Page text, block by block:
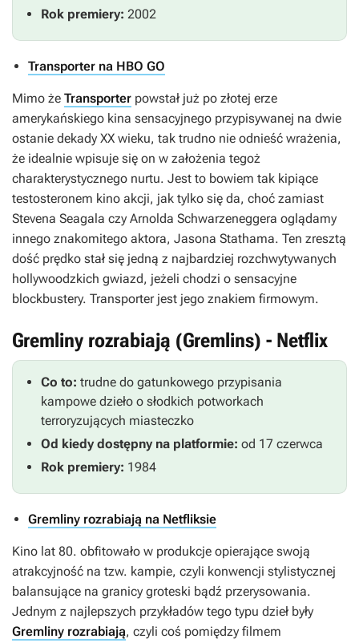
Rok premiery: 2002
Transporter na HBO GO
Mimo że Transporter powstał już po złotej erze
amerykańskiego kina sensacyjnego przypisywanej na dwie
ostanie dekady XX wieku, tak trudno nie odnieść wrażenia,
że idealnie wpisuje się on w założenia tegoż
charakterystycznego nurtu. Jest to bowiem tak kipiące
testosteronem kino akcji, jak tylko się da, choć zamiast
Stevena Seagala czy Arnolda Schwarzeneggera oglądamy
innego znakomitego aktora, Jasona Stathama. Ten zresztą
dość prędko stał się jedną z najbardziej rozchwytywanych
hollywoodzkich gwiazd, jeżeli chodzi o sensacyjne
blockbustery. Transporter jest jego znakiem firmowym.
Gremliny rozrabiają (Gremlins) - Netflix
Co to: trudne do gatunkowego przypisania
kampowe dzieło o słodkich potworkach
terroryzujących miasteczko
Od kiedy dostępny na platformie: od 17 czerwca
Rok premiery: 1984
Gremliny rozrabiają na Netfliksie
Kino lat 80. obfitowało w produkcje opierające swoją
atrakcyjność na tzw. kampie, czyli konwencji stylistycznej
balansujące na granicy groteski bądź przerysowania.
Jednym z najlepszych przykładów tego typu dzieł były
Gremliny rozrabiają, czyli coś pomiędzy filmem